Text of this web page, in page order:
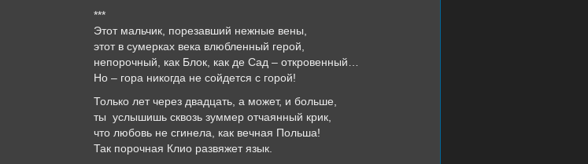
***
Этот мальчик, порезавший нежные вены,
этот в сумерках века влюбленный герой,
непорочный, как Блок, как де Сад – откровенный…
Но – гора никогда не сойдется с горой!
Только лет через двадцать, а может, и больше,
ты услышишь сквозь зуммер отчаянный крик,
что любовь не сгинела, как вечная Польша!
Так порочная Клио развяжет язык.